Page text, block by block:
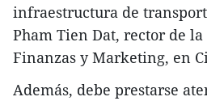
infraestructura de
Pham Tien Dat, rector de
Finanzas y Marketing, en
Además, debe prestarse